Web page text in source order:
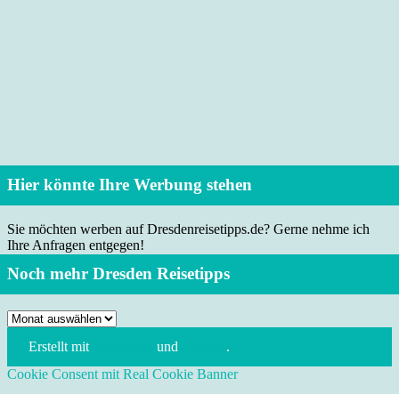
Hier könnte Ihre Werbung stehen
Sie möchten werben auf Dresdenreisetipps.de? Gerne nehme ich
Ihre Anfragen entgegen!
Noch mehr Dresden Reisetipps
Noch
Dresden
Reisetipps
Erstellt mit und
.
Cookie Consent mit Real Cookie Banner